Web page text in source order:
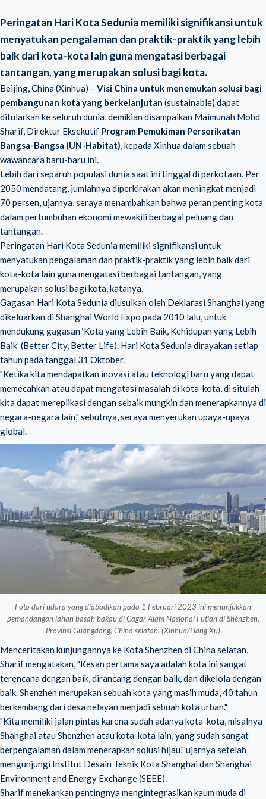
Peringatan Hari Kota Sedunia memiliki signifikansi untuk
menyatukan pengalaman dan praktik-praktik yang lebih
baik dari kota-kota lain guna mengatasi berbagai
tantangan, yang merupakan solusi bagi kota.
Beijing, China (Xinhua) – Visi China untuk menemukan solusi bagi
pembangunan kota yang berkelanjutan (sustainable) dapat
ditularkan ke seluruh dunia, demikian disampaikan Maimunah Mohd
Sharif, Direktur Eksekutif Program Pemukiman Perserikatan
Bangsa-Bangsa (UN-Habitat), kepada Xinhua dalam sebuah
wawancara baru-baru ini.
Lebih dari separuh populasi dunia saat ini tinggal di perkotaan. Per
2050 mendatang, jumlahnya diperkirakan akan meningkat menjadi
70 persen, ujarnya, seraya menambahkan bahwa peran penting kota
dalam pertumbuhan ekonomi mewakili berbagai peluang dan
tantangan.
Peringatan Hari Kota Sedunia memiliki signifikansi untuk
menyatukan pengalaman dan praktik-praktik yang lebih baik dari
kota-kota lain guna mengatasi berbagai tantangan, yang
merupakan solusi bagi kota, katanya.
Gagasan Hari Kota Sedunia diusulkan oleh Deklarasi Shanghai yang
dikeluarkan di Shanghai World Expo pada 2010 lalu, untuk
mendukung gagasan ‘Kota yang Lebih Baik, Kehidupan yang Lebih
Baik’ (Better City, Better Life). Hari Kota Sedunia dirayakan setiap
tahun pada tanggal 31 Oktober.
"Ketika kita mendapatkan inovasi atau teknologi baru yang dapat
memecahkan atau dapat mengatasi masalah di kota-kota, di situlah
kita dapat mereplikasi dengan sebaik mungkin dan menerapkannya di
negara-negara lain," sebutnya, seraya menyerukan upaya-upaya
global.
Foto dari udara yang diabadikan pada 1 Februari 2023 ini menunjukkan
pemandangan lahan basah bakau di Cagar Alam Nasional Futian di Shenzhen,
Provinsi Guangdong, China selatan. (Xinhua/Liang Xu)
Menceritakan kunjungannya ke Kota Shenzhen di China selatan,
Sharif mengatakan, "Kesan pertama saya adalah kota ini sangat
terencana dengan baik, dirancang dengan baik, dan dikelola dengan
baik. Shenzhen merupakan sebuah kota yang masih muda, 40 tahun
berkembang dari desa nelayan menjadi sebuah kota urban."
"Kita memiliki jalan pintas karena sudah adanya kota-kota, misalnya
Shanghai atau Shenzhen atau kota-kota lain, yang sudah sangat
berpengalaman dalam menerapkan solusi hijau," ujarnya setelah
mengunjungi Institut Desain Teknik Kota Shanghai dan Shanghai
Environment and Energy Exchange (SEEE).
Sharif menekankan pentingnya mengintegrasikan kaum muda di